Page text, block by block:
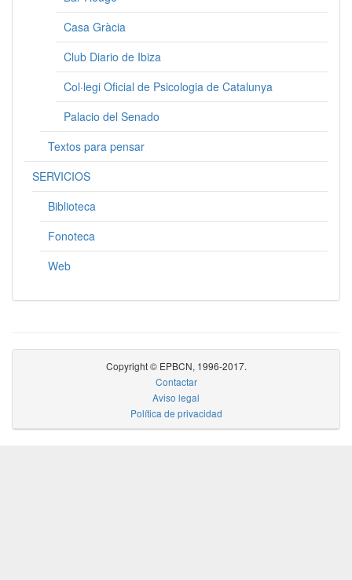
Casa Gràcia
Club Diario de Ibiza
Col·legi Oficial de Psicologia de Catalunya
Palacio del Senado
Textos para pensar
SERVICIOS
Biblioteca
Fonoteca
Web
Copyright © EPBCN, 1996-2017.
Contactar
Aviso legal
Política de privacidad